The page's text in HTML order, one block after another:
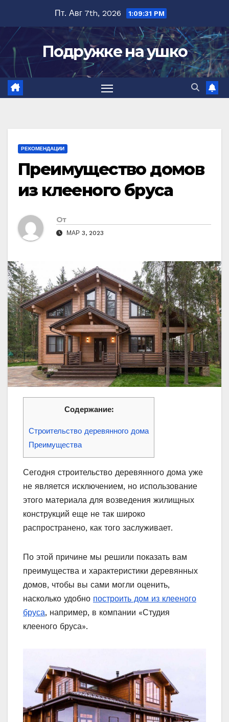
содержимому
Пт. Авг 7th, 2026 1:09:32 PM
Подружке на ушко
РЕКОМЕНДАЦИИ
Преимущество домов
из клееного бруса
От
МАР 3, 2023
Содержание:
Строительство деревянного дома
Преимущества
Сегодня строительство деревянного дома уже
не является исключением, но использование
этого материала для возведения жилищных
конструкций еще не так широко
распространено, как того заслуживает.
По этой причине мы решили показать вам
преимущества и характеристики деревянных
домов, чтобы вы сами могли оценить,
насколько удобно построить дом из клееного
бруса, например, в компании «Студия
клееного бруса».